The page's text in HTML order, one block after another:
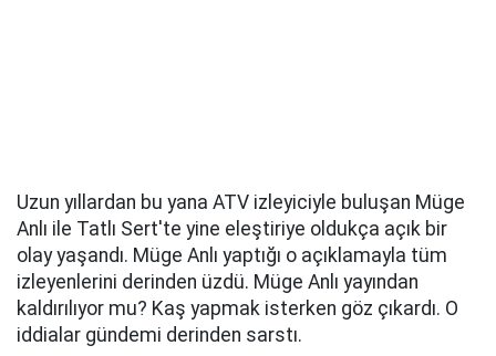
Uzun yıllardan bu yana ATV izleyiciyle buluşan Müge
Anlı ile Tatlı Sert'te yine eleştiriye oldukça açık bir
olay yaşandı. Müge Anlı yaptığı o açıklamayla tüm
izleyenlerini derinden üzdü. Müge Anlı yayından
kaldırılıyor mu? Kaş yapmak isterken göz çıkardı. O
iddialar gündemi derinden sarstı.